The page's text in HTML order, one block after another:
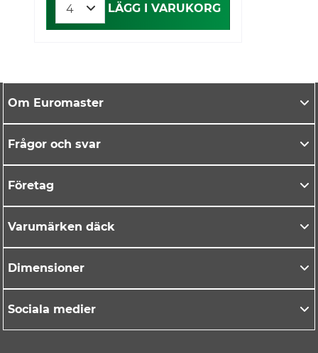
LÄGG I VARUKORG
Om Euromaster
Frågor och svar
Företag
Varumärken däck
Dimensioner
Sociala medier